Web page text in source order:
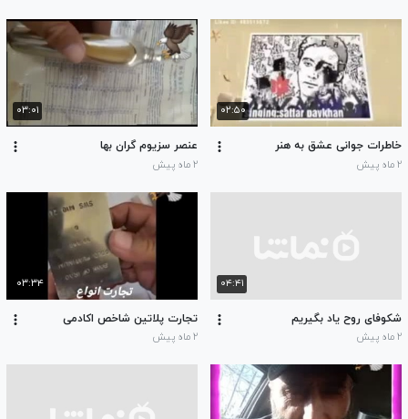
۰۲:۵۰
خاطرات جوانی عشق به هنر
۲ ماه پیش
۰۳:۰۱
عنصر سزیوم گران بها
۲ ماه پیش
۰۴:۴۱
شکوفای روح یاد بگیریم
۲ ماه پیش
۰۳:۳۴
تجارت پلاتین شاخص اکادمی
۲ ماه پیش